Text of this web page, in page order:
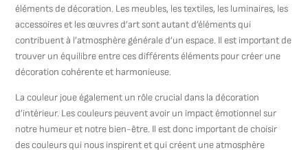
éléments de décoration. Les meubles, les textiles, les luminaires, les
accessoires et les œuvres d’art sont autant d’éléments qui
contribuent à l’atmosphère générale d’un espace. Il est important de
trouver un équilibre entre ces différents éléments pour créer une
décoration cohérente et harmonieuse.
La couleur joue également un rôle crucial dans la décoration
d’intérieur. Les couleurs peuvent avoir un impact émotionnel sur
notre humeur et notre bien-être. Il est donc important de choisir
des couleurs qui nous inspirent et qui créent une atmosphère